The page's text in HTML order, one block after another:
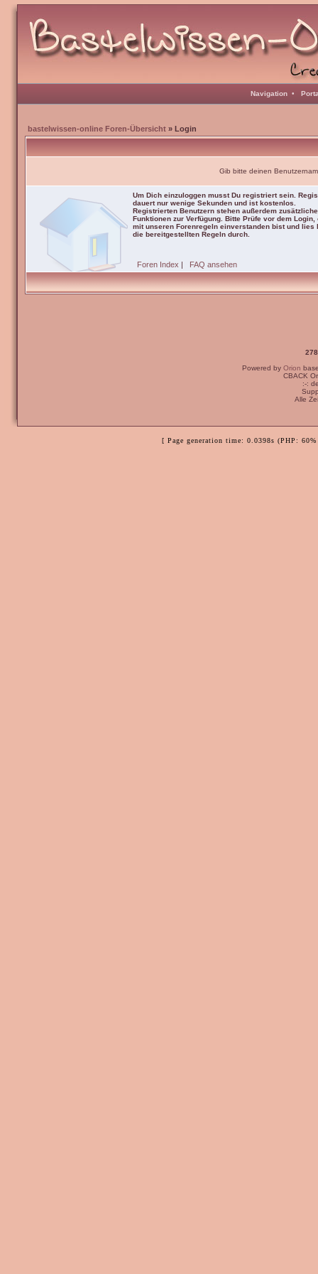
Navigation •
bastelwissen-online Foren-Übersicht » Login
Gib bitte deinen
Um Dich einzuloggen musst Du registriert sein.
dauert nur wenige Sekunden und ist kostenlos.
Registrierten Benutzern stehen außerdem zusätzliche
Funktionen zur Verfügung. Bitte Prüfe vor dem Login,
mit unseren Forenregeln einverstanden bist und lies
die bereitgestellten Regeln durch.
Foren Index | FAQ ansehen
Powered by Orion
CBACK
:-:
Alle
[ Page generation time: 0.0398s (PHP: